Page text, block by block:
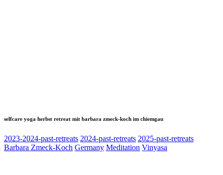
selfcare yoga herbst retreat mit barbara zmeck-koch im chiemgau
2023-2024-past-retreats 2024-past-retreats 2025-past-retreats
Barbara Zmeck-Koch Germany Meditation Vinyasa